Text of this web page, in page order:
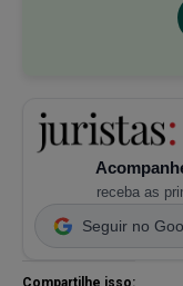
receba as
Seguir no
Compartilhe isso: